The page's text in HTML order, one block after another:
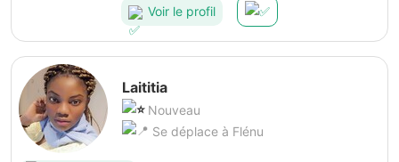
Voir le profil
Laititia
Nouveau
Se déplace à Flénu